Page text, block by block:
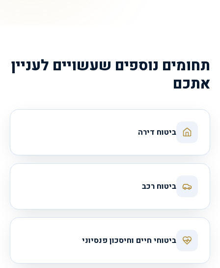
תחומים נוספים שעשויים לעניין
אתכם
ביטוח דירה
ביטוח רכב
ביטוחי חיים וחיסכון פנסיוני